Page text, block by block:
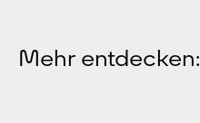
Mehr entdecken: